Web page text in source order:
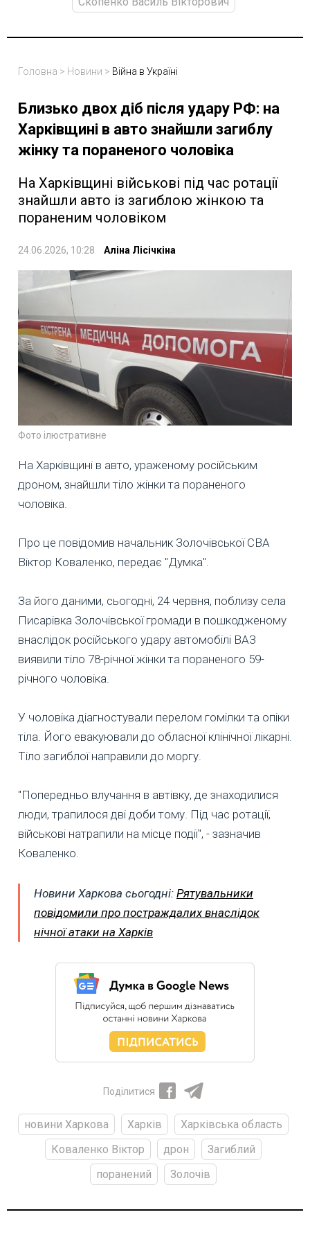
Головна > Новини > Війна в Україні
Близько двох діб після удару РФ: на
Харківщині в авто знайшли загиблу
жінку та пораненого чоловіка
На Харківщині військові під час ротації
знайшли авто із загиблою жінкою та
пораненим чоловіком
24.06.2026, 10:28 Аліна Лісічкіна
Фото ілюстративне
На Харківщині в авто, ураженому російським
дроном, знайшли тіло жінки та пораненого
чоловіка.
Про це повідомив начальник Золочівської СВА
Віктор Коваленко, передає "Думка".
За його даними, сьогодні, 24 червня, поблизу села
Писарівка Золочівської громади в пошкодженому
внаслідок російського удару автомобілі ВАЗ
виявили тіло 78-річної жінки та пораненого 59-
річного чоловіка.
У чоловіка діагностували перелом гомілки та опіки
тіла. Його евакуювали до обласної клінічної лікарні.
Тіло загиблої направили до моргу.
"Попередньо влучання в автівку, де знаходилися
люди, трапилося дві доби тому. Під час ротації,
військові натрапили на місце події", - зазначив
Коваленко.
Новини Харкова сьогодні: Рятувальники
повідомили про постраждалих внаслідок
нічної атаки на Харків
Поділитися
новини Харкова Харків
Харківська область
Коваленко Віктор
дрон
Загиблий
поранений
Золочів